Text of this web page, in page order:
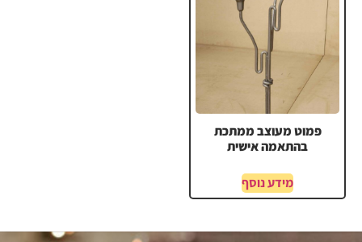
פמוט מעוצב ממתכת
בהתאמה אישית
מידע נוסף